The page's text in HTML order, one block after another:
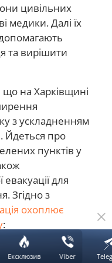
цивільних
медики. Далі їх
та вирішити
що на Харківщині
з ускладненням
Йдеться про
пунктів у
для
Згідно з
охоплює
:
— 41 населений
Ексклюзив Viber